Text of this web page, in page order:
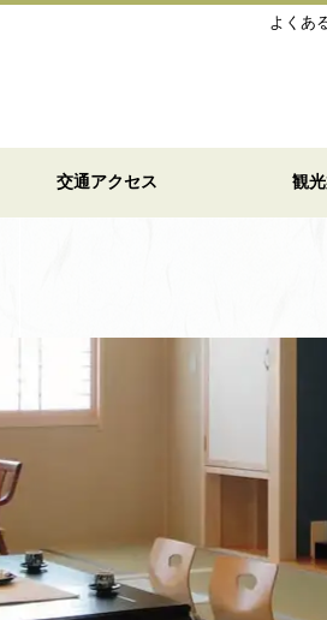
よくあ
交通アクセス 観